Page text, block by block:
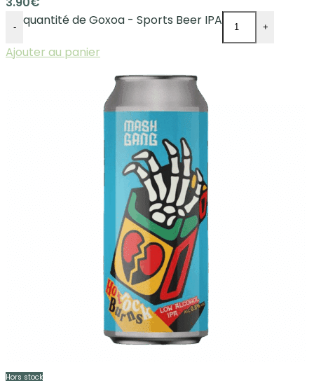
- quantité de Goxoa - Sports Beer IPA +
Ajouter au panier
Hors stock